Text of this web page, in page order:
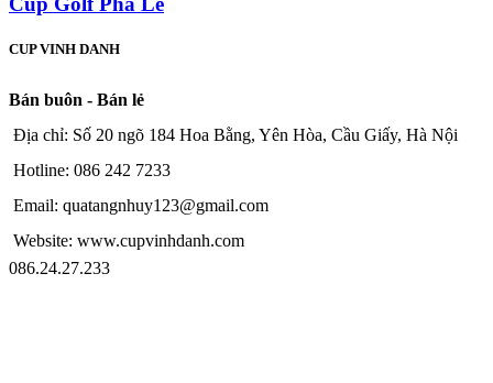
CUP VINH DANH
Bán buôn - Bán lẻ
Địa chỉ: Số 20 ngõ 184 Hoa Bằng, Yên Hòa, Cầu Giấy, Hà Nội
Hotline: 086 242 7233
Email: quatangnhuy123@gmail.com
Website: www.cupvinhdanh.com
086.24.27.233